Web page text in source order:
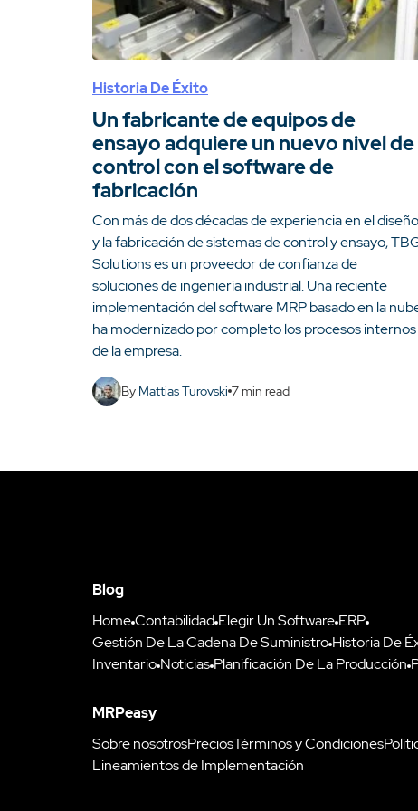
Historia De Éxito
Un fabricante de equipos de
ensayo adquiere un nuevo nivel de
control con el software de
fabricación
Con más de dos décadas de experiencia en el diseño
y la fabricación de sistemas de control y ensayo,
Solutions es un proveedor de confianza de
soluciones de ingeniería industrial. Una reciente
implementación del software MRP basado en la
ha modernizado por completo los procesos internos
de la empresa.
By Mattias Turovski 7min read
Blog
HomeContabilidad Elegir Un Software ERP
Gestión De La Cadena De Suministro Historia De
Inventario Noticias Planificación De La Producción
MRPeasy
Sobre nosotrosPreciosTérminos y Condiciones
Lineamientos de Implementación